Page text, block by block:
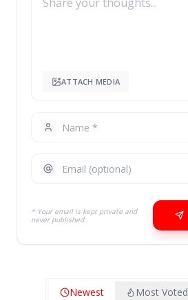
ATTACH MEDIA
* Your email is kept private and
never published.
Newest Most Voted